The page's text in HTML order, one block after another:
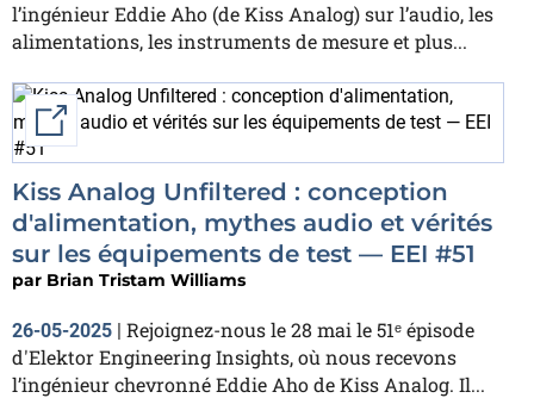
l’ingénieur Eddie Aho (de Kiss Analog) sur l’audio, les
alimentations, les instruments de mesure et plus...
External link
Kiss Analog Unfiltered : conception
d'alimentation, mythes audio et vérités
sur les équipements de test — EEI #51
par Brian Tristam Williams
26-05-2025 | Rejoignez-nous le 28 mai le 51ᵉ épisode
d'Elektor Engineering Insights, où nous recevons
l’ingénieur chevronné Eddie Aho de Kiss Analog. Il...